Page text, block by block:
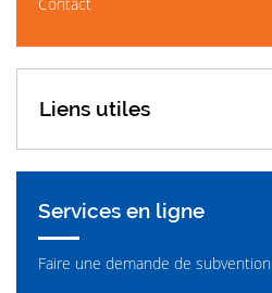
Liens utiles
Services en ligne
Faire une demande de subvention